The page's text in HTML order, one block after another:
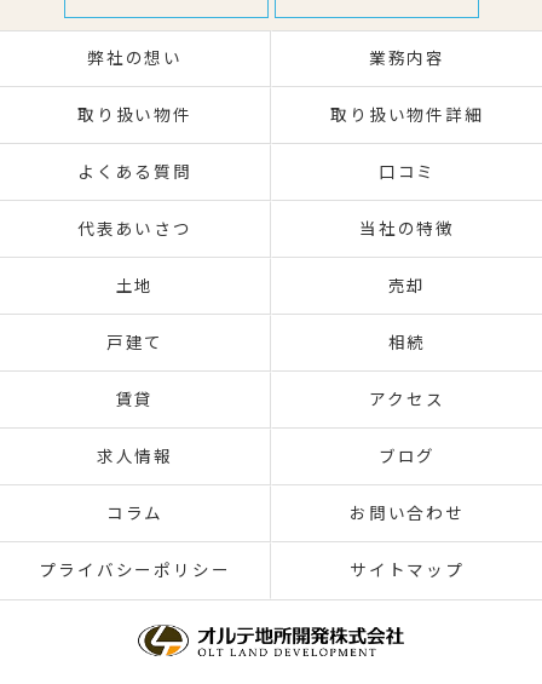
弊社の想い 業務内容
取り扱い物件 取り扱い物件詳細
よくある質問 口コミ
代表あいさつ 当社の特徴
土地 売却
戸建て 相続
賃貸 アクセス
求人情報 ブログ
コラム お問い合わせ
プライバシーポリシー サイトマップ